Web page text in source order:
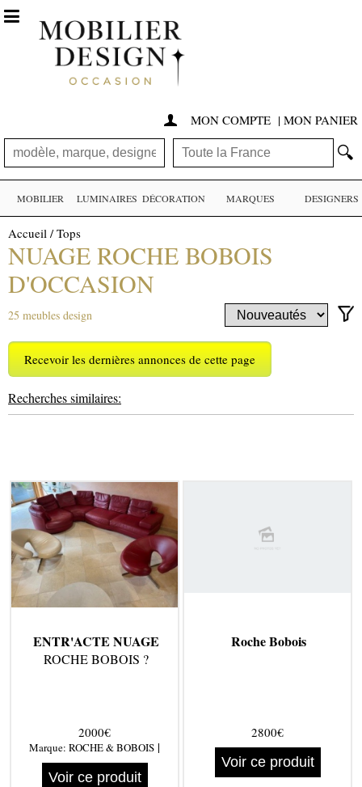
 MON COMPTE | MON PANIER
🔍

MOBILIER LUMINAIRES DÉCORATION MARQUES DESIGNERS
Accueil /Tops
NUAGE ROCHE BOBOIS
D'OCCASION
25 meubles design
Recevoir les dernières annonces de cette page
Recherches similaires:
ENTR'ACTE NUAGE
ROCHE BOBOIS ?
2000€
Marque: ROCHE & BOBOIS |
Voir ce produit
Roche Bobois
2800€
Voir ce produit